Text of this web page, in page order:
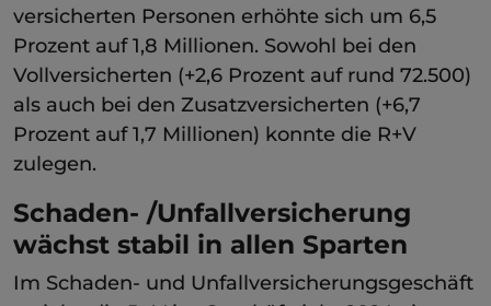
versicherten Personen erhöhte sich um 6,5
Prozent auf 1,8 Millionen. Sowohl bei den
Vollversicherten (+2,6 Prozent auf rund 72.500)
als auch bei den Zusatzversicherten (+6,7
Prozent auf 1,7 Millionen) konnte die R+V
zulegen.
Schaden- /Unfallversicherung
wächst stabil in allen Sparten
Im Schaden- und Unfallversicherungsgeschäft